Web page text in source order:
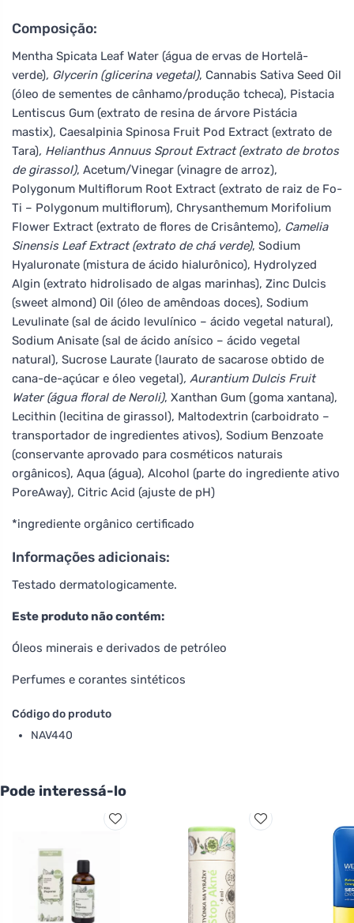
Composição:
Mentha Spicata Leaf Water (água de ervas de Hortelã-
verde), Glycerin (glicerina vegetal), Cannabis Sativa Seed Oil
(óleo de sementes de cânhamo/produção tcheca), Pistacia
Lentiscus Gum (extrato de resina de árvore Pistácia
mastix), Caesalpinia Spinosa Fruit Pod Extract (extrato de
Tara), Helianthus Annuus Sprout Extract (extrato de brotos
de girassol), Acetum/Vinegar (vinagre de arroz),
Polygonum Multiflorum Root Extract (extrato de raiz de Fo-
Ti – Polygonum multiflorum), Chrysanthemum Morifolium
Flower Extract (extrato de flores de Crisântemo), Camelia
Sinensis Leaf Extract (extrato de chá verde), Sodium
Hyaluronate (mistura de ácido hialurônico), Hydrolyzed
Algin (extrato hidrolisado de algas marinhas), Zinc Dulcis
(sweet almond) Oil (óleo de amêndoas doces), Sodium
Levulinate (sal de ácido levulínico – ácido vegetal natural),
Sodium Anisate (sal de ácido anísico – ácido vegetal
natural), Sucrose Laurate (laurato de sacarose obtido de
cana-de-açúcar e óleo vegetal), Aurantium Dulcis Fruit
Water (água floral de Neroli), Xanthan Gum (goma xantana),
Lecithin (lecitina de girassol), Maltodextrin (carboidrato –
transportador de ingredientes ativos), Sodium Benzoate
(conservante aprovado para cosméticos naturais
orgânicos), Aqua (água), Alcohol (parte do ingrediente ativo
PoreAway), Citric Acid (ajuste de pH)
*ingrediente orgânico certificado
Informações adicionais:
Testado dermatologicamente.
Este produto não contém:
Óleos minerais e derivados de petróleo
Perfumes e corantes sintéticos
Código do produto
NAV440
Pode interessá-lo